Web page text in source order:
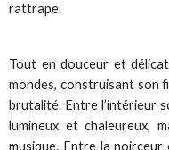
rattrape.
Tout en douceur et
mondes, construisant son
brutalité. Entre l’intérieur
lumineux et chaleureux,
musique. Entre la